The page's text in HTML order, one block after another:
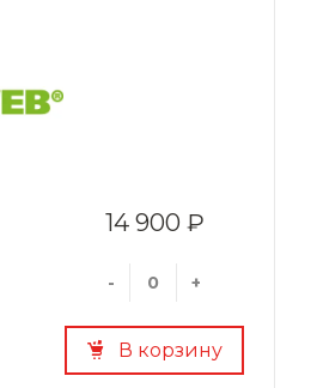
14 900 ₽
- +
В корзину